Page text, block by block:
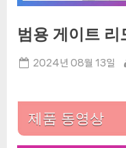
범용 게이트 리
Posted
2024년 08월 13일
제품 동영상